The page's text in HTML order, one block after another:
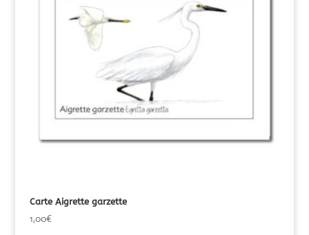
Carte Aigrette garzette
1,00€